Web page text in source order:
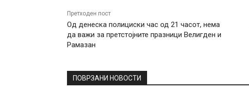
Претходен пост
Од денеска полициски час од 21 часот, нема
да важи за претстојните празници Велигден и
Рамазан
ПОВРЗАНИ НОВОСТИ